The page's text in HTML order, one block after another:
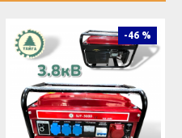
-46 %